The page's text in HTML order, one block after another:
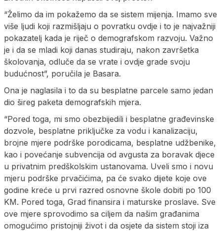
“Želimo da im pokažemo da se sistem mijenja. Imamo sve
više ljudi koji razmišljaju o povratku ovdje i to je najvažniji
pokazatelj kada je riječ o demografskom razvoju. Važno
je i da se mladi koji danas studiraju, nakon završetka
školovanja, odluče da se vrate i ovdje grade svoju
budućnost”, poručila je Basara.
Ona je naglasila i to da su besplatne parcele samo jedan
dio šireg paketa demografskih mjera.
“Pored toga, mi smo obezbijedili i besplatne građevinske
dozvole, besplatne priključke za vodu i kanalizaciju,
brojne mjere podrške porodicama, besplatne udžbenike,
kao i povećanje subvencija od avgusta za boravak djece
u privatnim predškolskim ustanovama. Uveli smo i novu
mjeru podrške prvačićima, pa će svako dijete koje ove
godine kreće u prvi razred osnovne škole dobiti po 100
KM. Pored toga, Grad finansira i maturske proslave. Sve
ove mjere sprovodimo sa ciljem da našim građanima
omogućimo pristojniji život i da osjete da sistem stoji iza